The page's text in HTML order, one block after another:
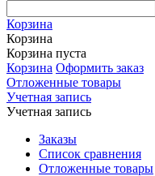
Корзина
Корзина
Корзина пуста
Корзина Оформить заказ
Отложенные товары
Учетная запись
Учетная запись
Заказы
Список сравнения
Отложенные товары